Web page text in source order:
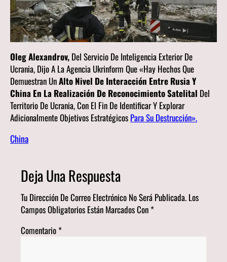
Oleg Alexandrov, Del Servicio De Inteligencia Exterior De
Ucrania, Dijo A La Agencia Ukrinform Que «hay Hechos Que
Demuestran UnAlto Nivel De Interacción Entre Rusia Y
China En La Realización De Reconocimiento Satelital Del
Territorio De Ucrania, Con El Fin De Identificar Y Explorar
Adicionalmente Objetivos Estratégicos Para Su Destrucción».
China
Deja Una Respuesta
Tu Dirección De Correo Electrónico No Será Publicada. Los
Campos Obligatorios Están Marcados Con *
Comentario *